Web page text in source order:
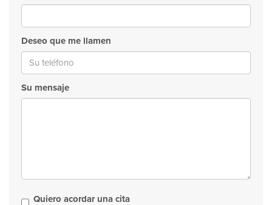
Deseo que me llamen
Su mensaje
Quiero acordar una cita